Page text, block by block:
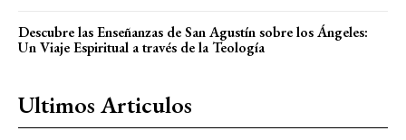
Descubre las Enseñanzas de San Agustín sobre los Ángeles:
Un Viaje Espiritual a través de la Teología
Ultimos Articulos